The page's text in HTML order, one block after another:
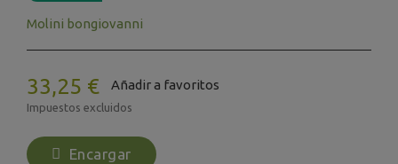
Molini bongiovanni
33,25 € Añadir a favoritos
Impuestos excluidos
Encargar